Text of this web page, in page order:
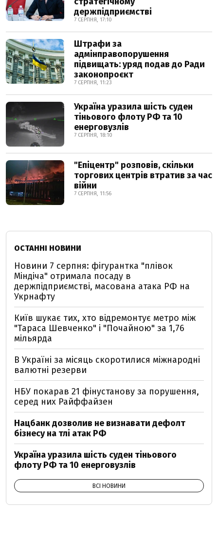
держпідприємстві
7 СЕРПНЯ, 17:10
Штрафи за
адмінправопорушення
підвищать: уряд подав до Ради
законопроєкт
7 СЕРПНЯ, 11:23
Україна уразила шість суден
тіньового флоту РФ та 10
енерговузлів
7 СЕРПНЯ, 18:10
"Епіцентр" розповів, скільки
торгових центрів втратив за час
війни
7 СЕРПНЯ, 11:56
ОСТАННІ НОВИНИ
Новини 7 серпня: фігурантка "плівок
Міндіча" отримала посаду в
держпідприємстві, масована атака РФ на
Укрнафту
Київ шукає тих, хто відремонтує метро між
"Тараса Шевченко" і "Почайною" за 1,76
мільярда
В Україні за місяць скоротилися міжнародні
валютні резерви
НБУ покарав 21 фінустанову за порушення,
серед них Райффайзен
Нацбанк дозволив не визнавати дефолт
бізнесу на тлі атак РФ
Україна уразила шість суден тіньового
флоту РФ та 10 енерговузлів
ВСІ НОВИНИ